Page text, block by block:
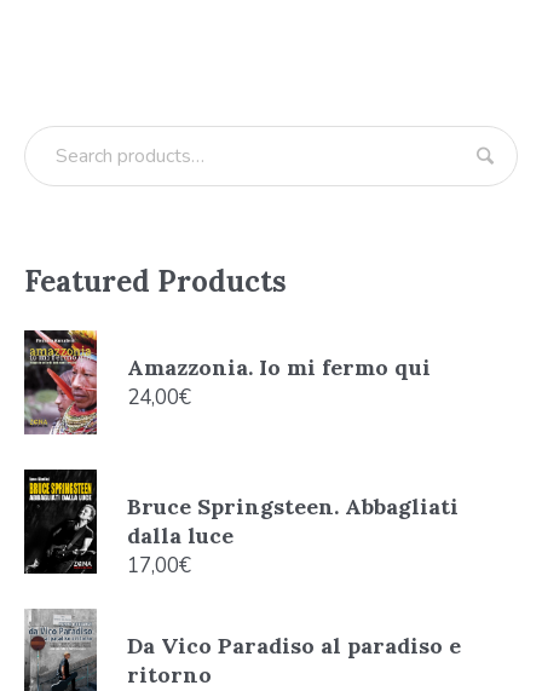
Featured Products
Amazzonia. Io mi fermo qui
24,00€
Bruce Springsteen. Abbagliati
dalla luce
17,00€
Da Vico Paradiso al paradiso e
ritorno